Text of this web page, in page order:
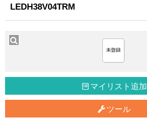
LEDH38V04TRM
マイリスト追加
ツール